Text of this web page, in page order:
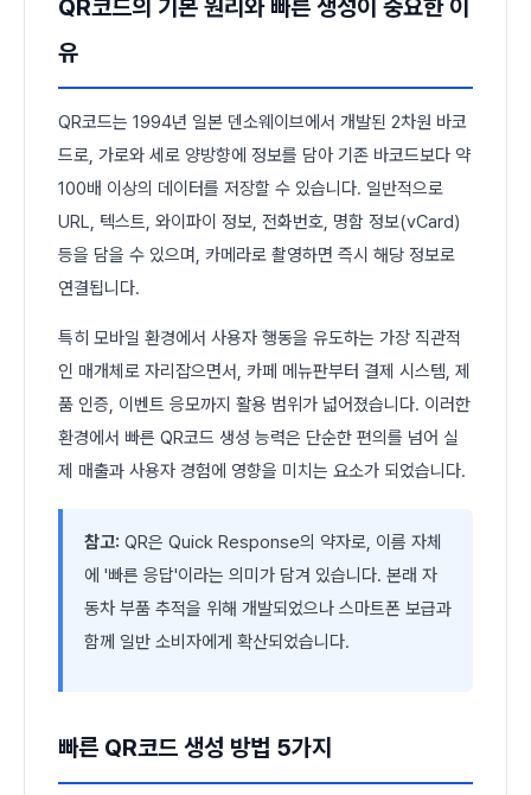
QR코드의 기본 원리와 빠른 생성이 중요한 이
유
QR코드는 1994년 일본 덴소웨이브에서 개발된 2차원 바코
드로, 가로와 세로 양방향에 정보를 담아 기존 바코드보다 약
100배 이상의 데이터를 저장할 수 있습니다. 일반적으로
URL, 텍스트, 와이파이 정보, 전화번호, 명함 정보(vCard)
등을 담을 수 있으며, 카메라로 촬영하면 즉시 해당 정보로
연결됩니다.
특히 모바일 환경에서 사용자 행동을 유도하는 가장 직관적
인 매개체로 자리잡으면서, 카페 메뉴판부터 결제 시스템, 제
품 인증, 이벤트 응모까지 활용 범위가 넓어졌습니다. 이러한
환경에서 빠른 QR코드 생성 능력은 단순한 편의를 넘어 실
제 매출과 사용자 경험에 영향을 미치는 요소가 되었습니다.
참고: QR은 Quick Response의 약자로, 이름 자체
에 '빠른 응답'이라는 의미가 담겨 있습니다. 본래 자
동차 부품 추적을 위해 개발되었으나 스마트폰 보급과
함께 일반 소비자에게 확산되었습니다.
빠른 QR코드 생성 방법 5가지